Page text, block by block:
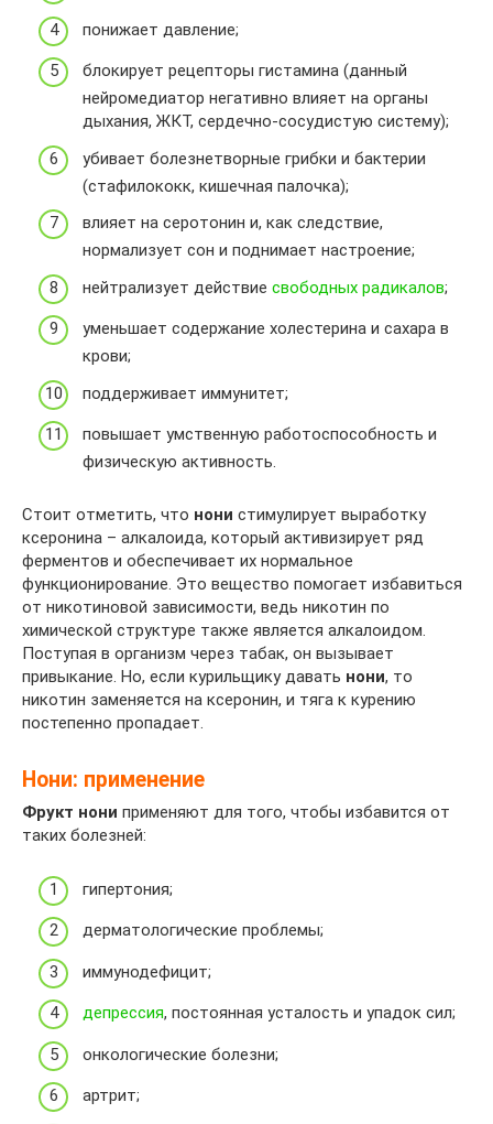
понижает давление;
блокирует рецепторы гистамина (данный
нейромедиатор негативно влияет на органы
дыхания, ЖКТ, сердечно-сосудистую систему);
убивает болезнетворные грибки и бактерии
(стафилококк, кишечная палочка);
влияет на серотонин и, как следствие,
нормализует сон и поднимает настроение;
нейтрализует действие свободных радикалов;
уменьшает содержание холестерина и сахара в
крови;
поддерживает иммунитет;
повышает умственную работоспособность и
физическую активность.
Стоит отметить, что нони стимулирует выработку
ксеронина – алкалоида, который активизирует ряд
ферментов и обеспечивает их нормальное
функционирование. Это вещество помогает избавиться
от никотиновой зависимости, ведь никотин по
химической структуре также является алкалоидом.
Поступая в организм через табак, он вызывает
привыкание. Но, если курильщику давать нони, то
никотин заменяется на ксеронин, и тяга к курению
постепенно пропадает.
Нони: применение
Фрукт нони применяют для того, чтобы избавится от
таких болезней:
гипертония;
дерматологические проблемы;
иммунодефицит;
депрессия, постоянная усталость и упадок сил;
онкологические болезни;
артрит;